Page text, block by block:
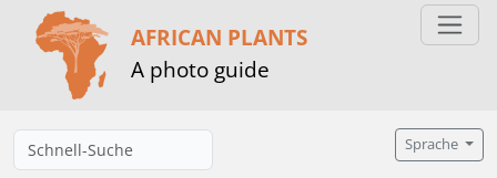
AFRICAN PLANTS
A photo guide
Sprache